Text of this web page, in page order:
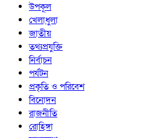
উপকূল
খেলাধুলা
জাতীয়
তথ্যপ্রযুক্তি
নির্বাচন
পর্যটন
প্রকৃতি ও পরিবেশ
বিনোদন
রাজনীতি
রোহিঙ্গা